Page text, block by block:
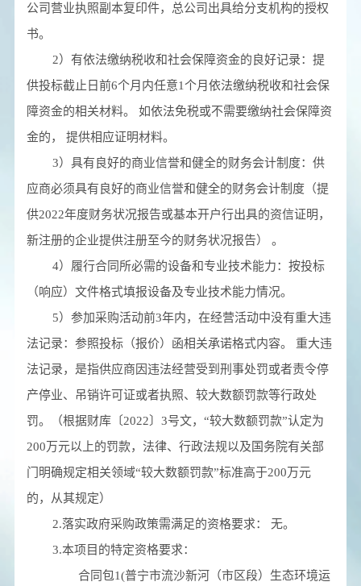
公司营业执照副本复印件，总公司出具给分支机构的授权
书。
2）有依法缴纳税收和社会保障资金的良好记录：提
供投标截止日前6个月内任意1个月依法缴纳税收和社会保
障资金的相关材料。 如依法免税或不需要缴纳社会保障资
金的， 提供相应证明材料。
3）具有良好的商业信誉和健全的财务会计制度：供
应商必须具有良好的商业信誉和健全的财务会计制度（提
供2022年度财务状况报告或基本开户行出具的资信证明，
新注册的企业提供注册至今的财务状况报告） 。
4）履行合同所必需的设备和专业技术能力：按投标
（响应）文件格式填报设备及专业技术能力情况。
5）参加采购活动前3年内，在经营活动中没有重大违
法记录：参照投标（报价）函相关承诺格式内容。 重大违
法记录，是指供应商因违法经营受到刑事处罚或者责令停
产停业、吊销许可证或者执照、较大数额罚款等行政处
罚。（根据财库〔2022〕3号文，“较大数额罚款”认定为
200万元以上的罚款，法律、行政法规以及国务院有关部
门明确规定相关领域“较大数额罚款”标准高于200万元
的，从其规定）
2.落实政府采购政策需满足的资格要求： 无。
3.本项目的特定资格要求：
合同包1(普宁市流沙新河（市区段）生态环境运